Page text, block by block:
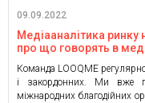
09.09.2022
Медіааналітика ринку
про що говорять в
Команда LOOQME
і закордонних. Ми вже
міжнародних благодійних